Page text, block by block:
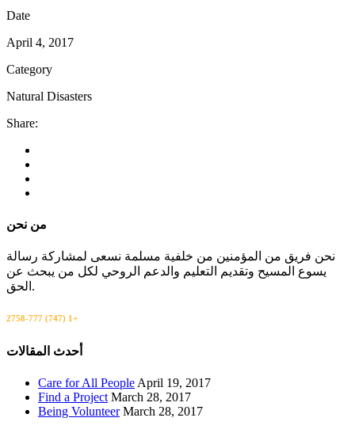
Date
April 4, 2017
Category
Natural Disasters
Share:
من نحن
نحن فريق من المؤمنين من خلفية مسلمة نسعى لمشاركة رسالة
يسوع المسيح وتقديم التعليم والدعم الروحي لكل من يبحث عن
الحق.
+1 (747) 777-2758
أحدث المقالات
Care for All People April 19, 2017
Find a Project March 28, 2017
Being Volunteer March 28, 2017